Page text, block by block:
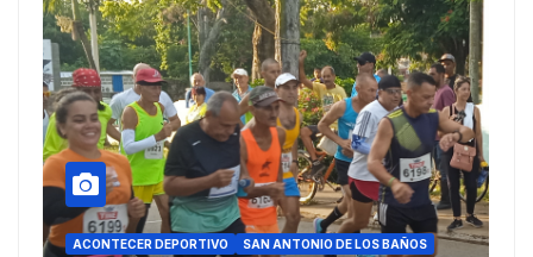
ACONTECER DEPORTIVO DEPORTES
REPORTAJES
SAN ANTONIO DE LOS BAÑOS